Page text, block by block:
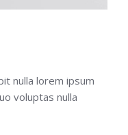
nulla lorem ipsum
voluptas nulla